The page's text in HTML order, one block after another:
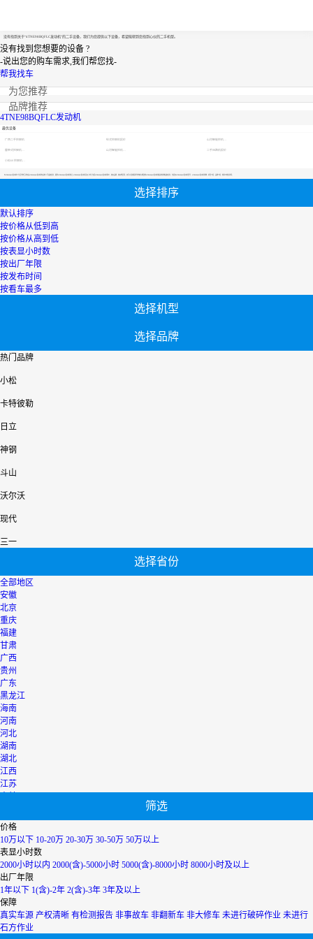
没有找到关于“4TNE98BQFLC发动机”的二手设备，我们为您提供以下设备，希望能帮到您找到心仪的二手机型。
没有找到您想要的设备 ?
-说出您的购车需求,我们帮您找-
帮我找车
为您推荐
品牌推荐
4TNE98BQFLC发动机
最优设备
广西二手挖掘机 轮式挖掘机报价
二手压路机报价
选择排序
默认排序
按价格从低到高
按价格从高到低
按表显小时数
按出厂年限
按发布时间
按看车最多
选择机型
选择品牌
热门品牌
小松
卡特彼勒
日立
神钢
斗山
沃尔沃
现代
三一
选择省份
全部地区
安徽
北京
重庆
福建
甘肃
广西
贵州
广东
黑龙江
海南
河南
河北
湖南
湖北
江西
江苏
宁夏
内蒙古
青海
上海
陕西
山西
山东
四川
天津
台湾
筛选
价格
10万以下 10-20万 20-30万 30-50万 50万以上
表显小时数
2000小时以内 2000(含)-5000小时 5000(含)-8000小时 8000小时及以上
出厂年限
1年以下 1(含)-2年 2(含)-3年 3年及以上
保障
真实车源 产权清晰 有检测报告 非事故车 非翻新车 非大修车 未进行破碎作业 未进行
石方作业